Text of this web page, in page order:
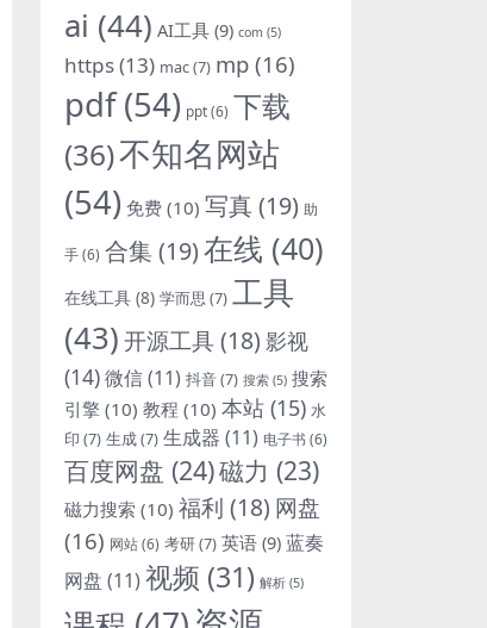
ai (44) AI工具 (9) com (5)
https(13) mac(7) mp (16)
pdf(54) ppt(6) 下载
(36)不知名网站
(54) 免费 (10) 写真 (19) 助
手(6) 合集 (19)在线 (40)
在线工具 (8) 学而思 (7) 工具
(43)开源工具(18) 影视
(14)微信(11) 抖音(7) 搜索 (5) 搜索
引擎 (10) 教程 (10) 本站 (15) 水
印 (7) 生成(7) 生成器 (11) 电子书(6)
百度网盘 (24)磁力 (23)
磁力搜索 (10) 福利 (18) 网盘
(16) 网站(6) 考研(7) 英语 (9) 蓝奏
网盘 (11) 视频 (31) 解析 (5)